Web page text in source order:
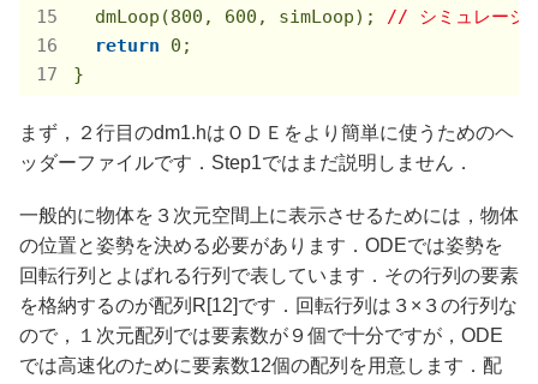
  dmLoop(
800 , 600 , simLoop); // シミュレーシ
return
0 ;
}
まず，２行目のdm1.hはＯＤＥをより簡単に使うためのヘ
ッダーファイルです．Step1ではまだ説明しません．
一般的に物体を３次元空間上に表示させるためには，物体
の位置と姿勢を決める必要があります．ODEでは姿勢を
回転行列とよばれる行列で表しています．その行列の要素
を格納するのが配列R[12]です．回転行列は３×３の行列な
ので，１次元配列では要素数が９個で十分ですが，ODE
では高速化のために要素数12個の配列を用意します．配